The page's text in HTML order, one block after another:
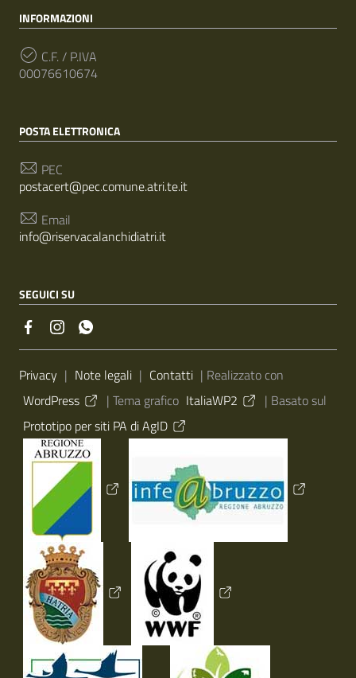
INFORMAZIONI
C.F. / P.IVA
00076610674
POSTA ELETTRONICA
PEC
postacert@pec.comune.atri.te.it
Email
info@riservacalanchidiatri.it
SEGUICI SU
Sezione Link Utili
Privacy | Note legali | Contatti | Realizzato con
WordPress
| Tema grafico ItaliaWP2
| Basato sul
Prototipo per siti PA di AgID